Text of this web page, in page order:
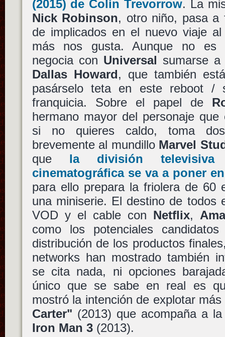
(2015) de Colin Trevorrow. La
Nick Robinson, otro niño, pasa a
de implicados en el nuevo viaje
más nos gusta. Aunque no
negocia con Universal sumarse
Dallas Howard, que también
pasárselo teta en este reboot /
franquicia. Sobre el papel de
hermano mayor del personaje
si no quieres caldo, toma
brevemente al mundillo Marvel
que la división
cinematográfica se va a poner
para ello prepara la friolera de 60
una miniserie. El destino de todos
VOD y el cable con Netflix,
como los potenciales
distribución de los productos
networks han mostrado también
se cita nada, ni opciones
único que se sabe en real es
mostró la intención de explotar
Carter" (2013) que acompaña a
Iron Man 3(2013).